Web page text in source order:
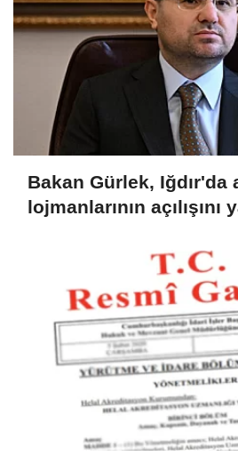
Bakan Gürlek, Iğdır'da
lojmanlarının açılışını